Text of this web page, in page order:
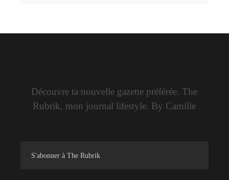
Découvre ta nouvelle gazette préférée. The
Rubrik, mon journal lifestyle. By Camille